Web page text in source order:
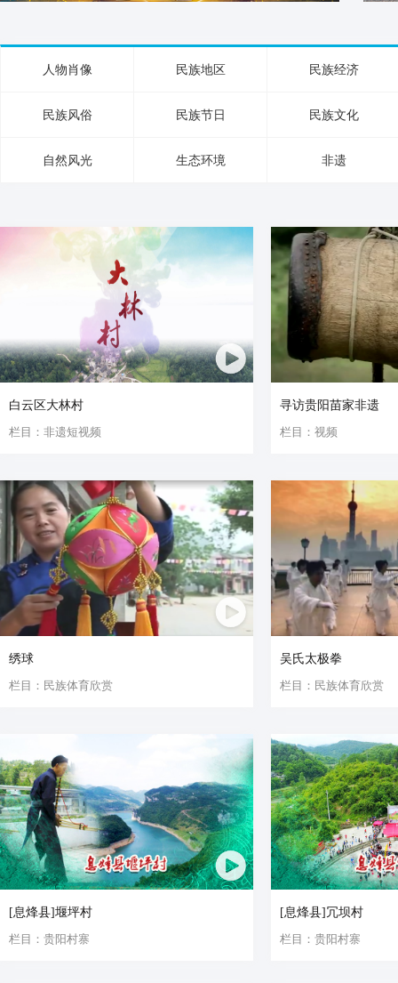
人物肖像 民族地区 民族经济
民族风俗 民族节日 民族文化
自然风光 生态环境 非遗
白云区大林村
栏目：非遗短视频
寻访贵阳苗家非遗
栏目：视频
绣球
栏目：民族体育欣赏
吴氏太极拳
栏目：民族体育欣赏
[息烽县]堰坪村
栏目：贵阳村寨
[息烽县]冗坝村
栏目：贵阳村寨